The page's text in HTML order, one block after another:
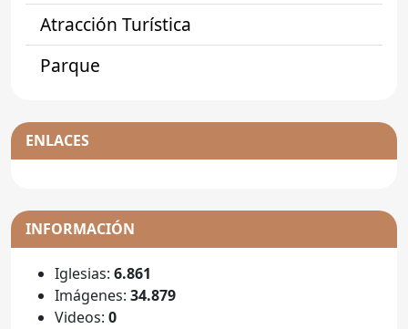
Atracción Turística
Parque
ENLACES
INFORMACIÓN
Iglesias: 6.861
Imágenes: 34.879
Videos: 0